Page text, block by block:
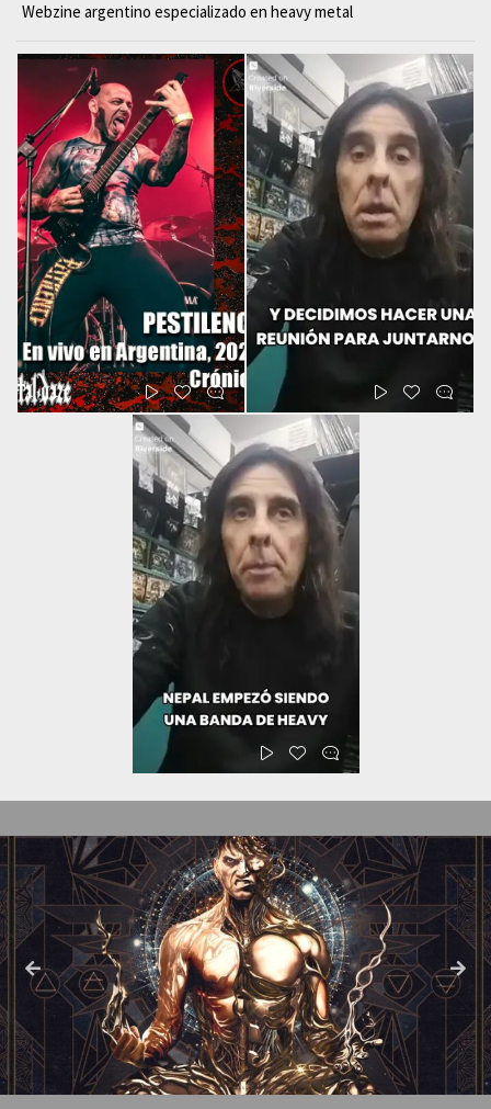
Webzine argentino especializado en heavy metal